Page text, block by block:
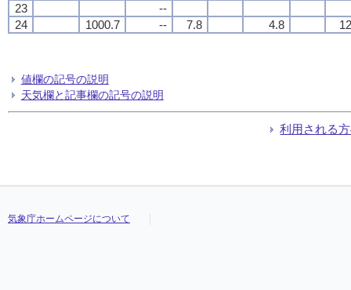
23
--
24
1000.7 -- 7.8 4.8
値欄の記号の説明
天気欄と記事欄の記号の説明
利用される
気象庁ホームページについて